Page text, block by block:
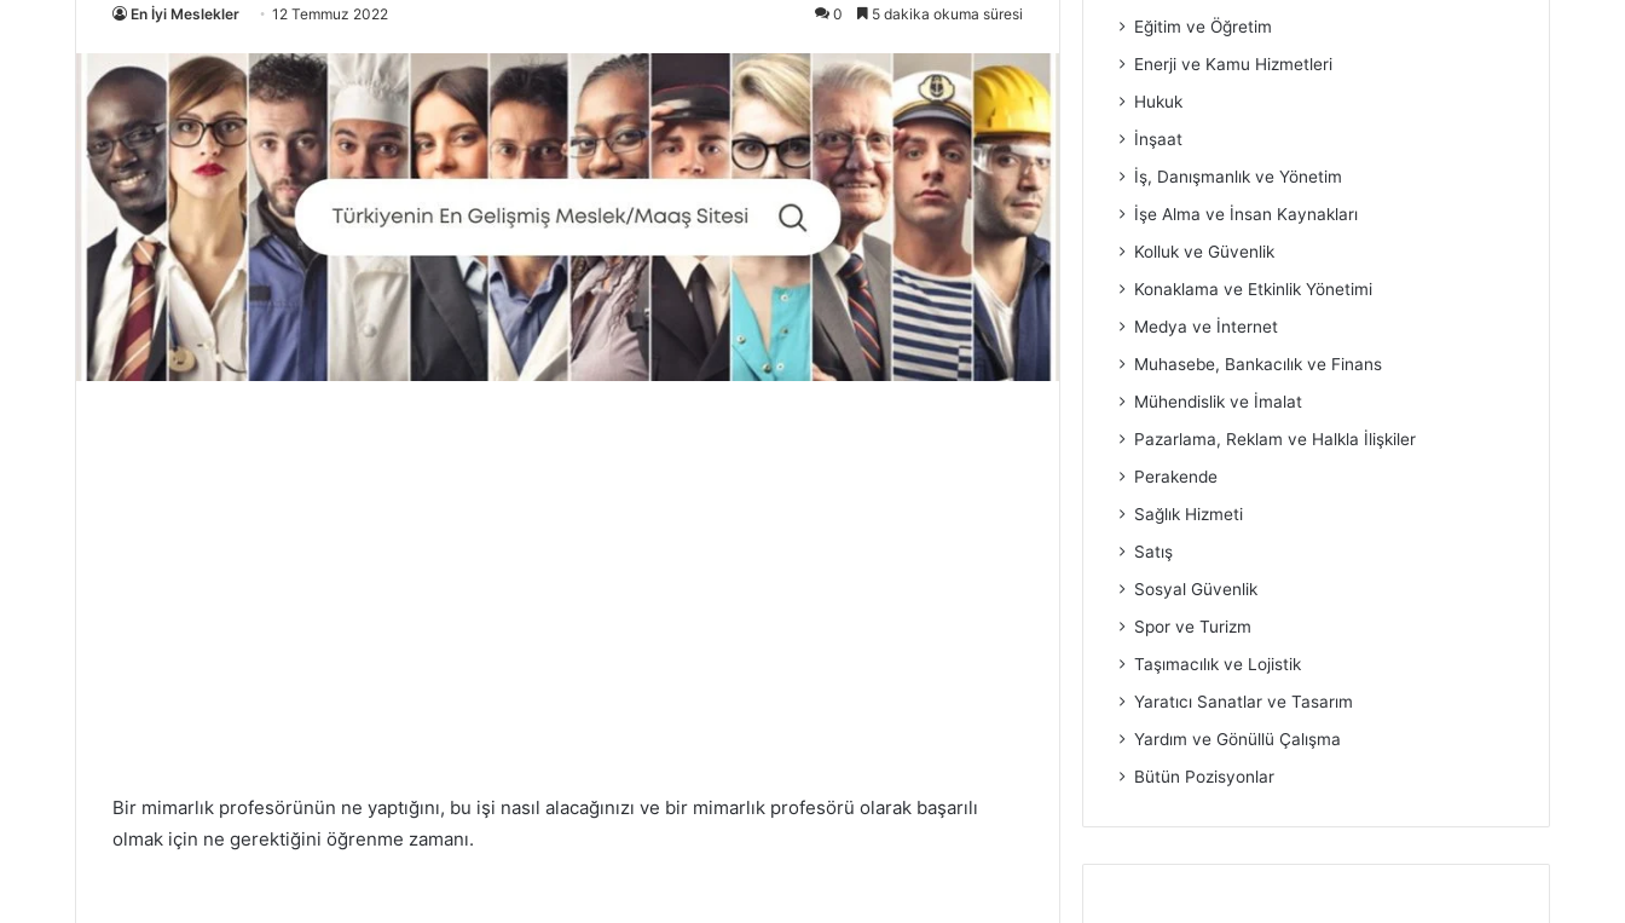
En İyi Meslekler 12 Temmuz 2022 0 5 dakika okuma süresi
Bir mimarlık profesörünün ne yaptığını, bu işi nasıl alacağınızı ve bir mimarlık profesörü olarak başarılı
olmak için ne gerektiğini öğrenme zamanı.
Eğitim ve Öğretim
Enerji ve Kamu Hizmetleri
Hukuk
İnşaat
İş, Danışmanlık ve Yönetim
İşe Alma ve İnsan Kaynakları
Kolluk ve Güvenlik
Konaklama ve Etkinlik Yönetimi
Medya ve İnternet
Muhasebe, Bankacılık ve Finans
Mühendislik ve İmalat
Pazarlama, Reklam ve Halkla İlişkiler
Perakende
Sağlık Hizmeti
Satış
Sosyal Güvenlik
Spor ve Turizm
Taşımacılık ve Lojistik
Yaratıcı Sanatlar ve Tasarım
Yardım ve Gönüllü Çalışma
Bütün Pozisyonlar